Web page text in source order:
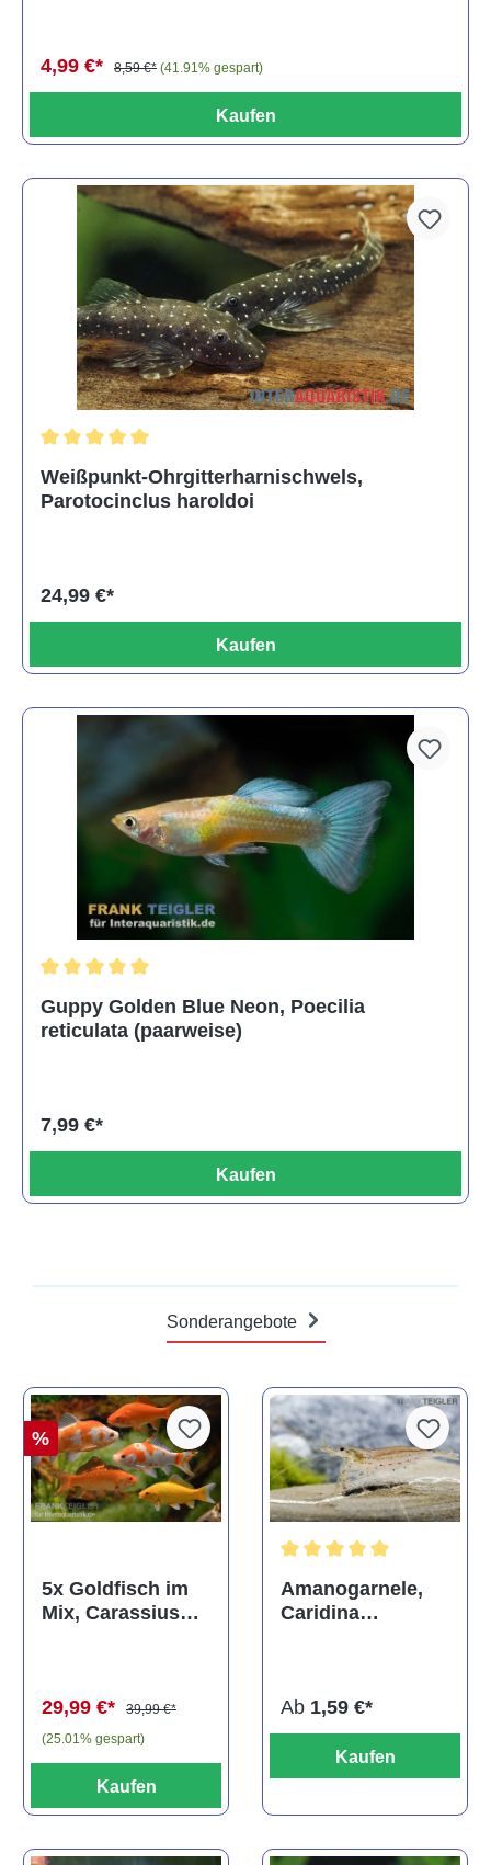
4,99 €* 8,59 €* (41.91% gespart)
Kaufen
Weißpunkt-Ohrgitterharnischwels,
Parotocinclus haroldoi
24,99 €*
Kaufen
Guppy Golden Blue Neon, Poecilia
reticulata (paarweise)
7,99 €*
Kaufen
Sonderangebote
%
5x Goldfisch im
Mix, Carassius
29,99 €*
39,99 €*
(25.01% gespart)
Kaufen
Amanogarnele,
Caridina
Ab 1,59 €*
Kaufen